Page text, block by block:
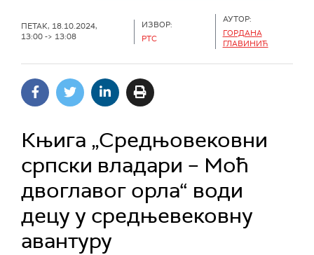
ПЕТАК, 18.10.2024,
13:00 -> 13:08
ИЗВОР:
РТС
АУТОР:
ГОРДАНА
ГЛАВИНИЋ
Књига „Средњовековни
српски владари – Моћ
двоглавог орла“ води
децу у средњевековну
авантуру